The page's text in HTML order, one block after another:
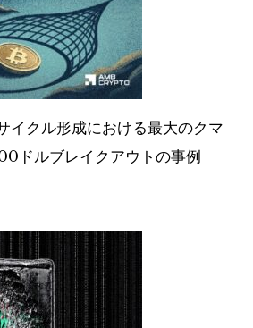
イクル形成における最大のクマ
ドルブレイクアウトの事例